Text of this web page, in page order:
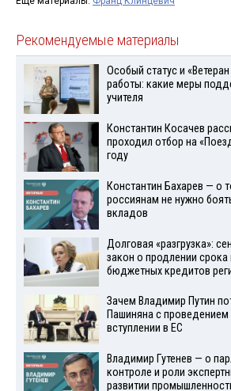
Рекомендуемые материалы
Особый статус и
работы: какие меры
учителя
Константин Косачев
проходил отбор на
году
Константин Бахарев — о
россиянам не нужно
вкладов
Долговая «разгрузка»:
закон о продлении срока
бюджетных кредитов
Зачем Владимир Путин
Пашиняна с
вступлении в ЕС
Владимир Гутенев — о
контроле и роли
развитии